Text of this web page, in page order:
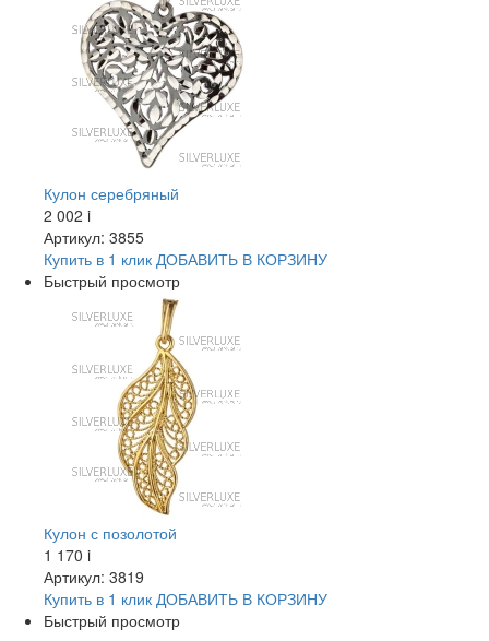
Кулон серебряный
2 002 i
Артикул: 3855
Купить в 1 клик ДОБАВИТЬ В КОРЗИНУ
Быстрый просмотр
Кулон с позолотой
1 170 i
Артикул: 3819
Купить в 1 клик ДОБАВИТЬ В КОРЗИНУ
Быстрый просмотр